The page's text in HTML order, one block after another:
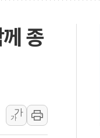
밭에서 일하던 90대 숨져
에 車 운전면허 기능시험
통령, 'ISA·주가누르기 방
특보' 경북 울진 시간당
무더위·열대야 지속…내륙
훈 "용산공원 주택 검토, 민
말 무더위 지속…청주·진
종
가
가